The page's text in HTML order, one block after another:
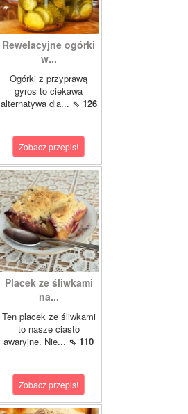
Rewelacyjne ogórki
w...
Ogórki z przyprawą
gyros to ciekawa
alternatywa dla... ⇖ 126
Zobacz przepis!
Placek ze śliwkami
na...
Ten placek ze śliwkami
to nasze ciasto
awaryjne. Nie... ⇖ 110
Zobacz przepis!